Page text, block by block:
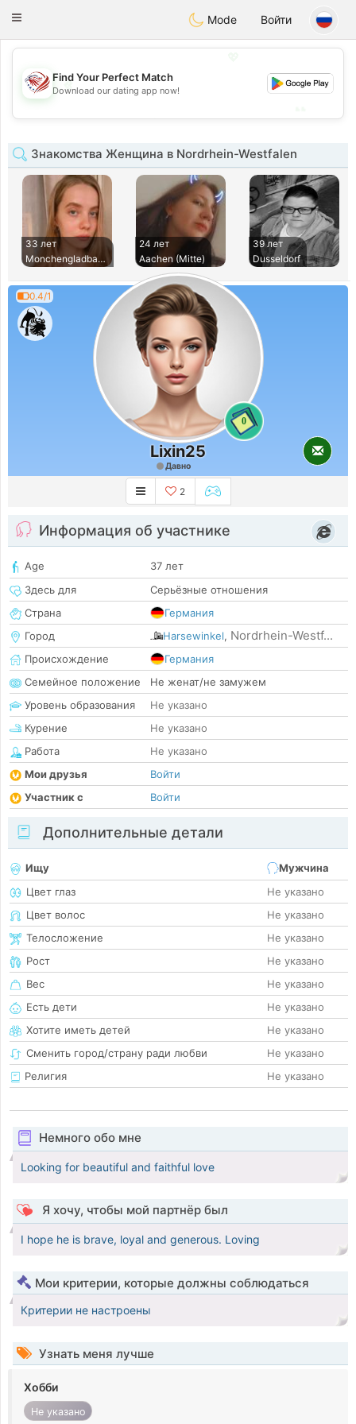
Dating
Toggle
Mode Войти
💖
💕
Find Your Perfect Match
Download our dating app now!
Знакомства Женщина в Nordrhein-Westfalen
33 лет
Monchengladbach
24 лет
Aachen (Mitte)
39 лет
Dusseldorf
0.4/1
0
Lixin25
Давно
2
Информация об участнике
Age
37 лет
Здесь для
Серьёзные отношения
Страна
Германия
Город
Harsewinkel, Nordrhein-Westf...
Происхождение
Германия
Семейное положение
Не женат/не замужем
Уровень образования
Не указано
Курение
Не указано
Работа
Не указано
Мои друзья
Войти
Участник с
Войти
Дополнительные детали
Ищу
Мужчина
Цвет глаз
Не указано
Цвет волос
Не указано
Телосложение
Не указано
Рост
Не указано
Вес
Не указано
Есть дети
Не указано
Хотите иметь детей
Не указано
Сменить город/страну ради любви
Не указано
Религия
Не указано
Немного обо мне
Looking for beautiful and faithful love
Я хочу, чтобы мой партнёр был
I hope he is brave, loyal and generous. Loving
Мои критерии, которые должны соблюдаться
Критерии не настроены
Узнать меня лучше
Хобби
Не указано